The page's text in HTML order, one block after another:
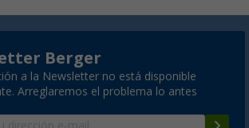
Berger
a la Newsletter no está disponible
Arreglaremos el problema lo antes